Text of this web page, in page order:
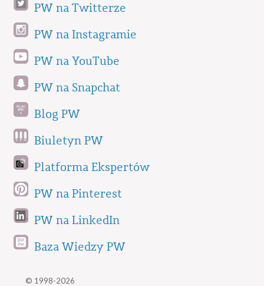
PW na Twitterze
PW na Instagramie
PW na YouTube
PW na Snapchat
Blog PW
Biuletyn PW
Platforma Ekspertów
PW na Pinterest
PW na LinkedIn
Baza Wiedzy PW
© 1998-2026